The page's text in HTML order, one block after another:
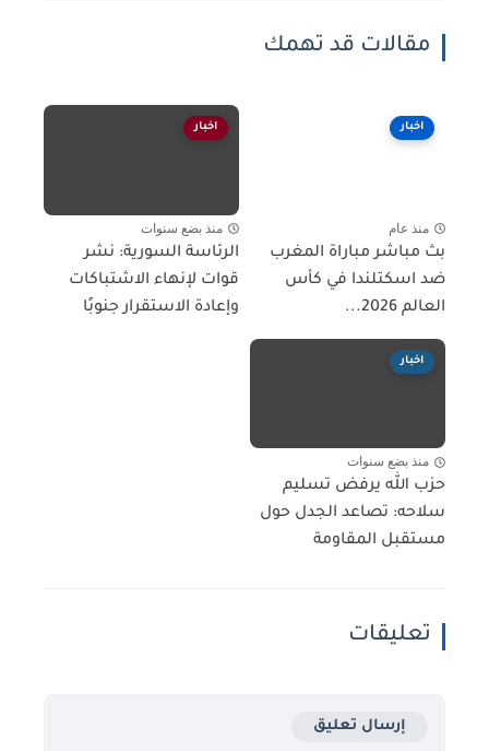
مقالات قد تهمك
اخبار
منذ عام
بث مباشر مباراة المغرب
ضد اسكتلندا في كأس
العالم 2026...
اخبار
منذ بضع سنوات
الرئاسة السورية: نشر
قوات لإنهاء الاشتباكات
وإعادة الاستقرار جنوبًا
اخبار
منذ بضع سنوات
حزب الله يرفض تسليم
سلاحه: تصاعد الجدل حول
مستقبل المقاومة
تعليقات
إرسال تعليق